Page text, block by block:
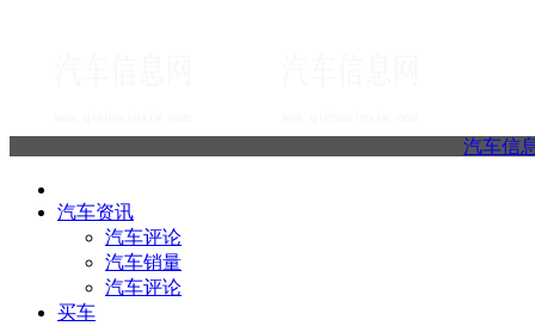
汽车信
汽车资讯
汽车评论
汽车销量
汽车评论
买车